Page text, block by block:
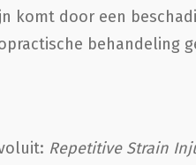
komt door een
behandeling
Repetitive Strain